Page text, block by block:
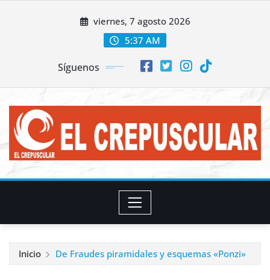
viernes, 7 agosto 2026
5:37 AM
Síguenos
Inicio De Fraudes piramidales y esquemas «Ponzi»